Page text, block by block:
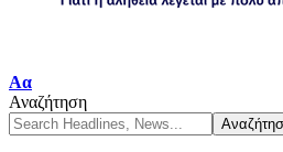
Font
Resizer
Αα
Αναζήτηση